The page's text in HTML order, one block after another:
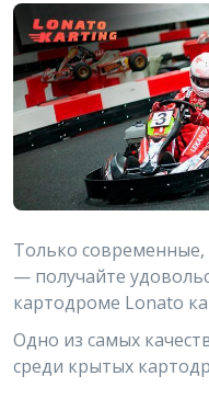
Только
— получайте
картодроме Lonato
Одно из самых
среди крытых